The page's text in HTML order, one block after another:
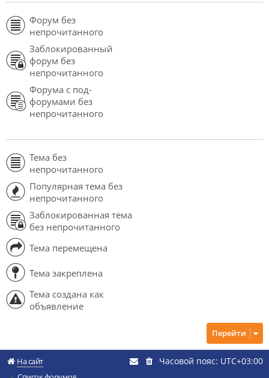
Форум без
непрочитанного
Заблокированный
форум без
непрочитанного
Форума с под-
форумами без
непрочитанного
Тема без
непрочитанного
Популярная тема без
непрочитанного
Заблокированная тема
без непрочитанного
Тема перемещена
Тема закреплена
Тема создана как
объявление
Перейти
На сайт
Часовой пояс: UTC+03:00